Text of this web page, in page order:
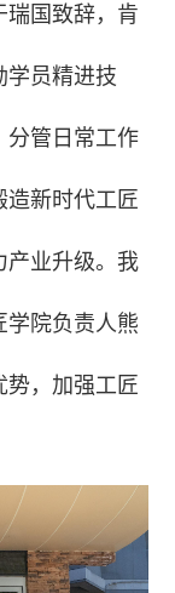
瑞国致辞，肯
学员精进技
分管日常工作
造新时代工匠
产业升级。我
学院负责人熊
势，加强工匠